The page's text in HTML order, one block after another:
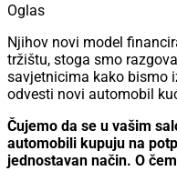
Oglas
Njihov novi model
tržištu, stoga smo
savjetnicima kako bismo
odvesti novi automobil
Čujemo da se u vašim
automobili kupuju na
jednostavan način. O